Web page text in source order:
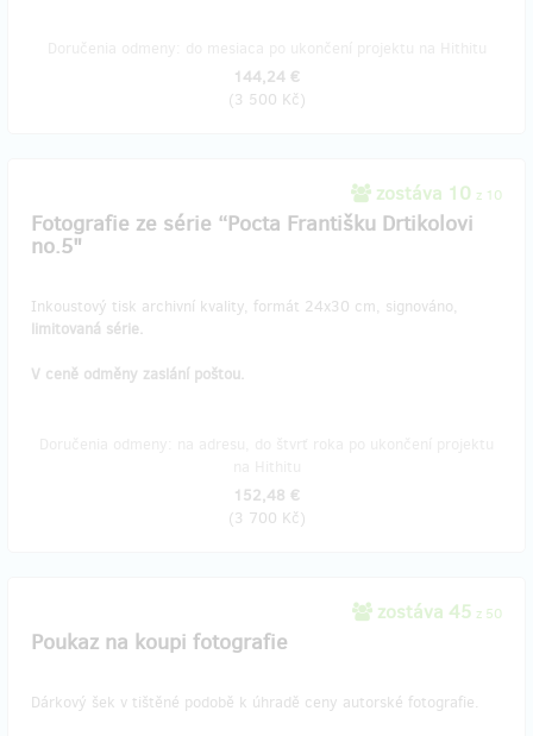
144,24 €
(3 500 Kč)
zostáva 10 z 10
Fotografie ze série “Pocta Františku Drtikolovi
no.5"
Inkoustový tisk archivní kvality, formát 24x30 cm, signováno,
limitovaná série.
V ceně odměny zaslání poštou.
152,48 €
(3 700 Kč)
zostáva 45 z 50
Poukaz na koupi fotografie
Dárkový šek v tištěné podobě k úhradě ceny autorské fotografie.